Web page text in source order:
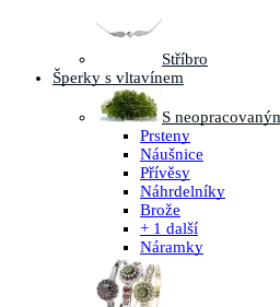
Stříbro
Šperky s vltavínem
S
Prsteny
Náušnice
Přívěsy
Náhrdelníky
Brože
+ 1 další
Náramky